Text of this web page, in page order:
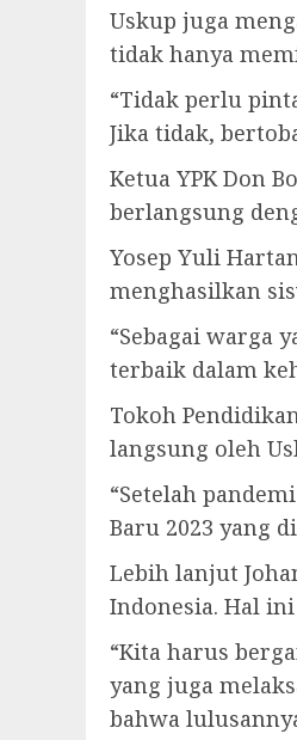
Uskup juga
tidak hanya
“Tidak perlu
Jika tidak,
Ketua YPK Don
berlangsung
Yosep Yuli
menghasilkan
“Sebagai warga
terbaik dalam
Tokoh
langsung oleh
“Setelah
Baru 2023 yang
Lebih lanjut
Indonesia. Hal
“Kita harus
yang juga
bahwa